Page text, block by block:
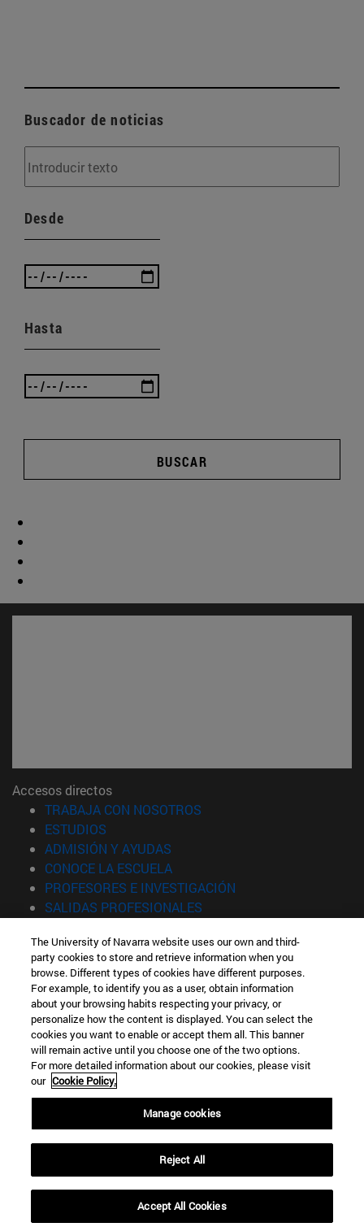
Buscador de noticias
Desde
Hasta
BUSCAR
Accesos directos
TRABAJA CON NOSOTROS
ESTUDIOS
ADMISIÓN Y AYUDAS
CONOCE LA ESCUELA(abre en nueva ventana)
PROFESORES E INVESTIGACIÓN
SALIDAS PROFESIONALES
Información
TFNO +34 943 21 98 77
¿QUÉ GRADO TE INTERESA?
¿QUÉ MÁSTER TE INTERESA?
© Universidad de Navarra
Información legal
Accesibilidad
Configuración de cookies
Localizador de campus
The University of Navarra website uses our own and third-
party cookies to store and retrieve information when you
browse. Different types of cookies have different purposes.
For example, to identify you as a user, obtain information
about your browsing habits respecting your privacy, or
personalize how the content is displayed. You can select the
cookies you want to enable or accept them all. This banner
will remain active until you choose one of the two options.
For more detailed information about our cookies, please visit
our Cookie Policy.
Manage cookies
Reject All
Accept All Cookies